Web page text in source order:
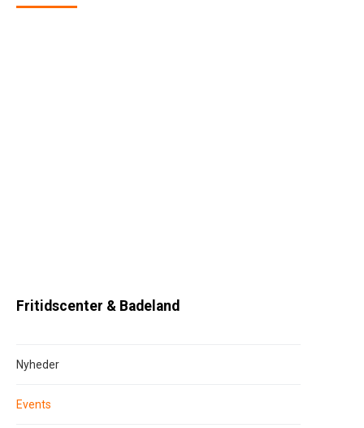
Fritidscenter & Badeland
Nyheder
Events